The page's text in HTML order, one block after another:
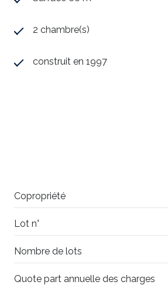
2 chambre(s)
construit en 1997
Copropriété
Lot n°
Nombre de lots
Quote part annuelle des charges